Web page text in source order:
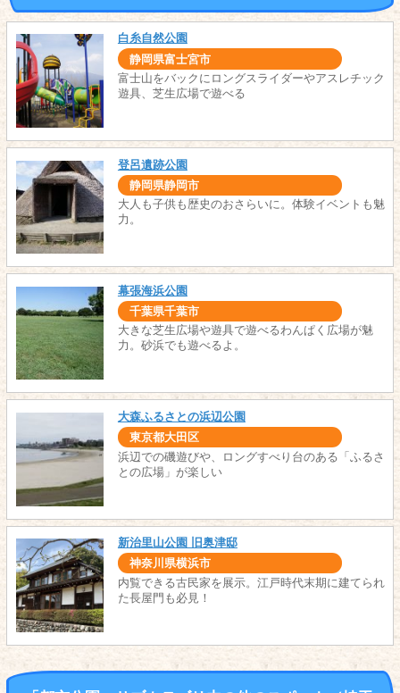
白糸自然公園
静岡県富士宮市
富士山をバックにロングスライダーやアスレチック
遊具、芝生広場で遊べる
登呂遺跡公園
静岡県静岡市
大人も子供も歴史のおさらいに。体験イベントも魅
力。
幕張海浜公園
千葉県千葉市
大きな芝生広場や遊具で遊べるわんぱく広場が魅
力。砂浜でも遊べるよ。
大森ふるさとの浜辺公園
東京都大田区
浜辺での磯遊びや、ロングすべり台のある「ふるさ
との広場」が楽しい
新治里山公園 旧奥津邸
神奈川県横浜市
内覧できる古民家を展示。江戸時代末期に建てられ
た長屋門も必見！